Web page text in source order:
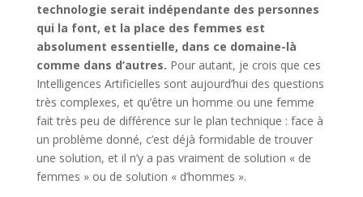
technologie serait indépendante des personnes
qui la font, et la place des femmes est
absolument essentielle, dans ce domaine-là
comme dans d’autres. Pour autant, je crois que ces
Intelligences Artificielles sont aujourd’hui des questions
très complexes, et qu’être un homme ou une femme
fait très peu de différence sur le plan technique : face à
un problème donné, c’est déjà formidable de trouver
une solution, et il n’y a pas vraiment de solution « de
femmes » ou de solution « d’hommes ».